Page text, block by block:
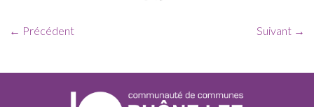
← Précédent Suivant →